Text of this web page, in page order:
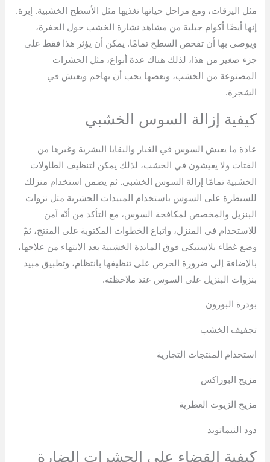
مثل اليرقات، ومع مراحل حياتها تغذيها مثل الأسطح الخشبية. إبرة.
إنها أيضًا أكوام جبلية من مشاهد نشارة الخشب حول الحفرة،
ويوصى بها أن تفحص السطح تمامًا. يمكن أن يؤثر هذا فقط على
جزء صغير من هذا، لذلك هناك عدة أنواع، مثل الحشرات
المصنوعة من الخشب، وبعضها يجب أن يهاجم ويعيش في
الشجرة.
كيفية إزالة السوس الخشبي
عادة ما يعيش السوس في الغبار والبقايا البشرية وغيرها من
الفتات ولا يعيشون في الخشب، لذلك يمكن لتنظيف الطاولات
الخشبية تمامًا إزالة السوس الخشبي. ثم يضمن استخدام منزلك
للسيطرة على السوس باستخدام المبيدات الحشرية مثل نزوات
البنزيل والمخصص لمكافحة السوس، مع التأكد من أنّه آمن
للاستخدام في المنزل، واتباع الخطوات المكتوبة على المنتج، ثمّ
وضع غطاء بلاستيكي فوق المائدة الخشبية بعد الانتهاء من علاجها،
بالإضافة إلى ضرورة الحرص على تنظيفها بانتظام، وتطبيق مبيد
بنزوات البنزيل على السوس عند ملاحظته.
بودرة البورون
تجفيف الخشب
استخدام المنتجات التجارية
مزيج البوراكس
مزيج الزيوت العطرية
دود النيماتويد
كيفية القضاء على الحشرات الضارة